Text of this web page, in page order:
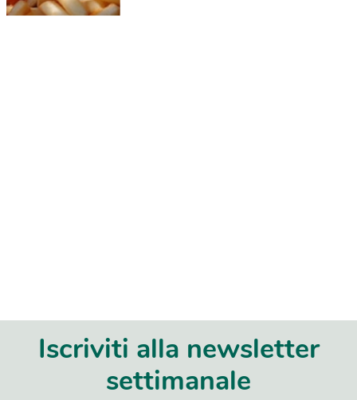
Iscriviti alla newsletter
settimanale